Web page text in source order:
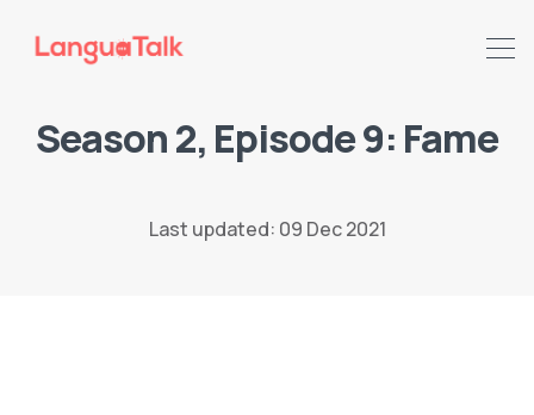
Season 2, Episode 9: Fame
Last updated: 09 Dec 2021